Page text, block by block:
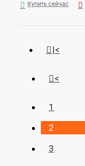
Купить сейчас
|<
<
1
2
3